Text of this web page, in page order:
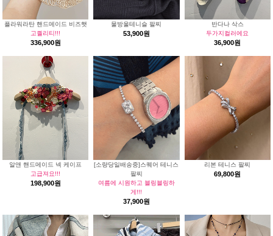
플라워라탄 핸드메이드 비즈햇
고퀄리티!!!
336,900원
물방울테니슬 팔찌
53,900원
반다나 삭스
두가지컬러에요
36,900원
알앤 핸드메이드 넥 케이프
고급져요!!!
198,900원
[소량당일배송중]스퀘어 테니스
팔찌
여름에 시원하고 블링블링하
게!!!
37,900원
리본 테니스 팔찌
69,800원